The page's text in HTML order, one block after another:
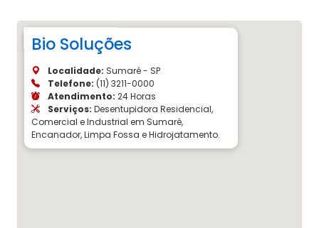
Bio Soluções
Localidade: Sumaré - SP
Telefone: (11) 3211-0000
Atendimento: 24 Horas
Serviços: Desentupidora Residencial,
Comercial e Industrial em Sumaré,
Encanador, Limpa Fossa e Hidrojatamento.